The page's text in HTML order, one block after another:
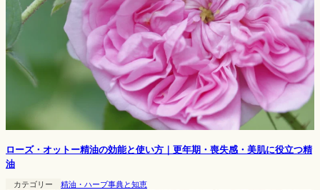
ローズ・オットー精油の効能と使い方｜更年期・喪失感・美肌に役立つ精
油
カテゴリー 精油・ハーブ事典と知恵